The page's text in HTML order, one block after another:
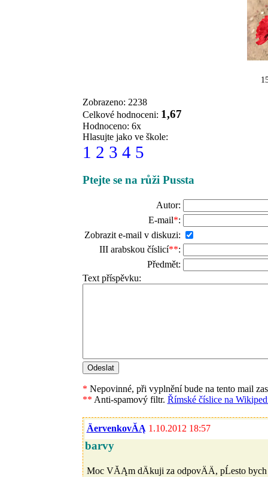
Zobrazeno: 2238
Celkové hodnoceni: 1,67
Hodnoceno: 6x
Hlasujte jako ve škole:
1 2 3 4 5
Ptejte se na růži Pussta
Autor:
E-mail*:
Zobrazit e-mail v diskuzi:
III arabskou číslicí**:
Předmět:
Text příspěvku:
* Nepovinné, při vyplnění bude na tento mail
** Anti-spamový filtr. Římské číslice na
ÄervenkovĂĄ 1.10.2012 18:57
barvy
Moc VĂĄm dÄkuji za odpovÄÄ, pĹesto